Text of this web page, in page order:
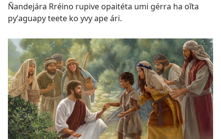
Ñandejára Rréino rupive opaitéta umi gérra ha oĩta
pyʼaguapy teete ko yvy ape ári.